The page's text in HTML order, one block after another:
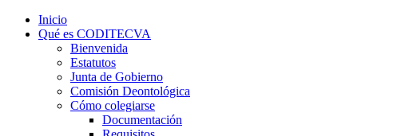
Inicio
Qué es CODITECVA
Bienvenida
Estatutos
Junta de Gobierno
Comisión Deontológica
Cómo colegiarse
Documentación